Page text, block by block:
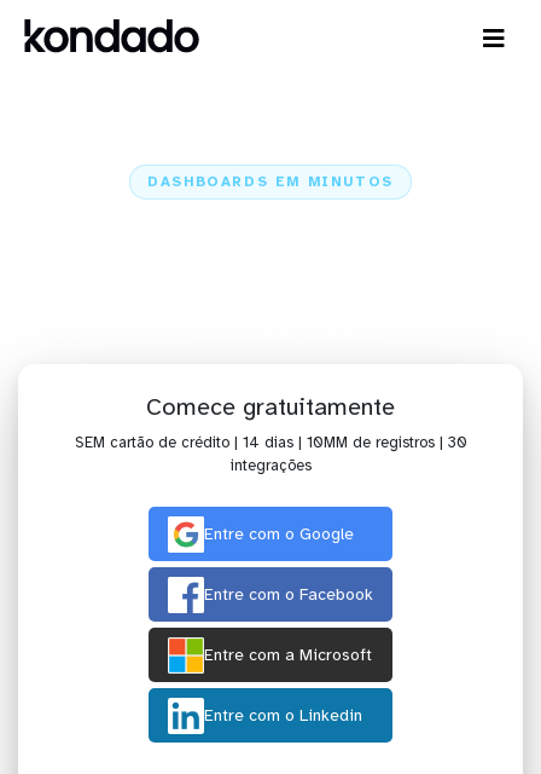
DASHBOARDS EM MINUTOS
Comece gratuitamente
SEM cartão de crédito | 14 dias | 10MM de registros | 30
integrações
Entre com o Google
Entre com o Facebook
Entre com a Microsoft
Entre com o Linkedin